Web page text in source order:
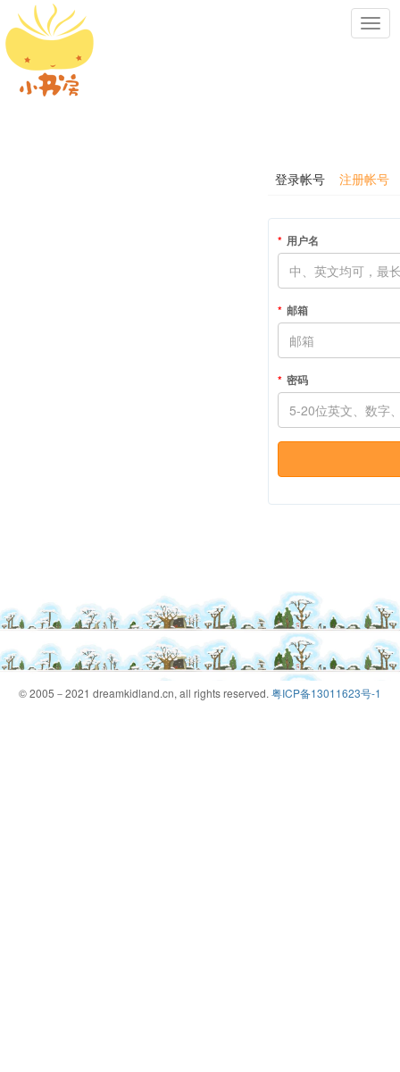
登录帐号 注册帐号
用户名
邮箱
密码
© 2005－2021 dreamkidland.cn, all rights reserved. 粤ICP备13011623号-1